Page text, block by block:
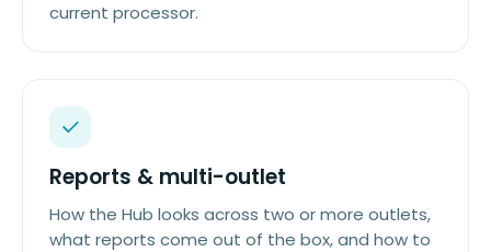
current processor.
Reports & multi-outlet
How the Hub looks across two or more outlets,
what reports come out of the box, and how to